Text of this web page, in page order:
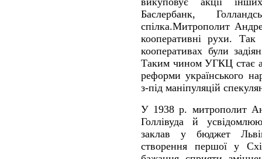
Баслербанк,
спілка.Митрополит
кооперативні рухи.
кооперативах були
Таким чином УГКЦ стає
реформи українського
з-під маніпуляцій
У 1938 р. митрополит
Голлівуда й
заклав у бюджет
створення першої у